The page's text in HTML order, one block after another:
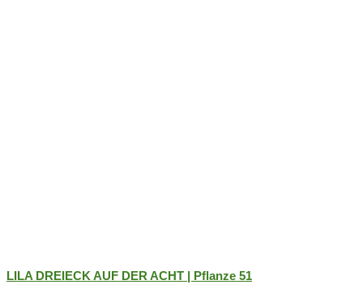
LILA DREIECK AUF DER ACHT | Pflanze 51